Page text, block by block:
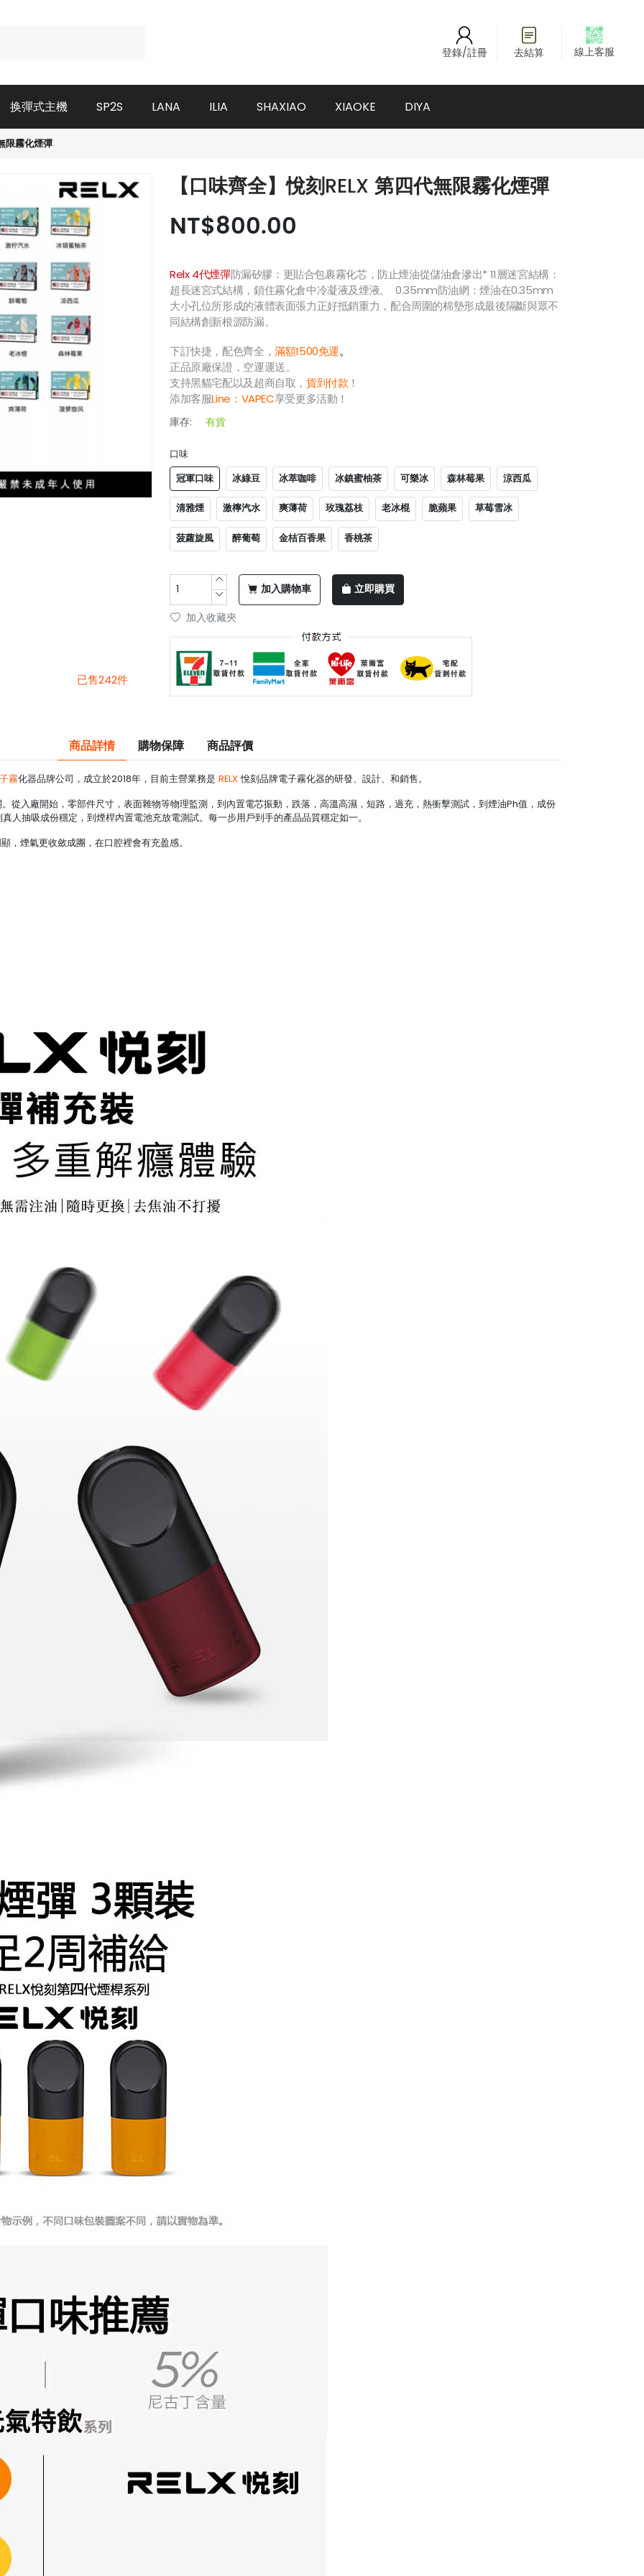
登錄/註冊 去結算 線上客服
换彈式主機 SP2S LANA ILIA SHAXIAO XIAOKE DIYA
限霧化煙彈
已售242件
【口味齊全】悅刻RELX 第四代無限霧化煙彈
NT$800.00
Relx 4代煙彈防漏矽膠：更貼合包裹霧化芯，防止煙油從儲油倉滲出* 11層迷宮結構：
超長迷宮式結構，鎖住霧化倉中冷凝液及煙液。
0.35mm防油網：煙油在0.35mm
大小孔位所形成的液體表面張力正好抵銷重力，配合周圍的棉墊形成最後隔斷與眾不
同結構創新根源防漏。
下訂快捷，配色齊全，滿額1500免運。
正品原廠保證，空運運送。
支持黑貓宅配以及超商自取，貨到付款 ！
添加客服Line： VAPEC享受更多活動！
庫存: 有貨
口味
冠軍口味 冰綠豆 冰萃咖啡 冰鎮蜜柚茶 可樂冰 森林莓果
涼西瓜
清雅煙
激檸汽水 爽薄荷 玫瑰荔枝 老冰棍 脆蘋果
草莓雪冰
菠蘿旋風
醉葡萄 金桔百香果 香桃茶
加入購物車 立即購買
加入收藏夾
商品詳情 購物保障 商品評價
霧化器品牌公司，成立於2018年，目前主營業務是 RELX悅刻品牌電子霧化器的研發、設計、和銷售。
從入廠開始，零部件尺寸，表面雜物等物理監測，到內置電芯振動，跌落，高溫高濕，短路，過充，熱衝擊測試，到煙油Ph值，成份
人抽吸成份穩定，到煙桿內置電池充放電測試。每一步用戶到手的產品品質穩定如一。
，煙氣更收斂成團，在口腔裡會有充盈感。